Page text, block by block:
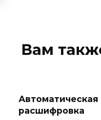
Вам
Автоматическая
расшифровка